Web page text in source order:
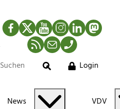
Facebook
TwitterYouTubeInstagram
LinkedIn
RSS-Newsfeed
MailTelefon
Suche
Login
News VDV